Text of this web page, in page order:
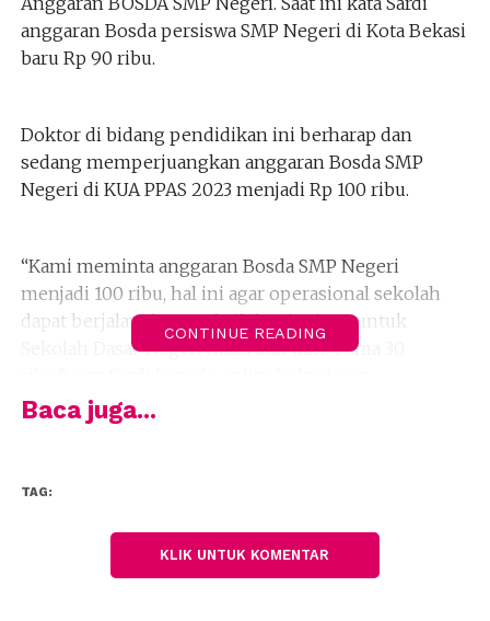
anggaran Bosda persiswa SMP Negeri di Kota Bekasi
baru Rp 90 ribu.
Doktor di bidang pendidikan ini berharap dan
sedang memperjuangkan anggaran Bosda SMP
Negeri di KUA PPAS 2023 menjadi Rp 100 ribu.
“Kami meminta anggaran Bosda SMP Negeri
menjadi 100 ribu, hal ini agar operasional sekolah
dapat berjalan dengan baik begitu juga untuk
Sekolah Dasar Negeri masa dari dulu cuma 30
Pendidikan.
CONTINUE READING
Baca juga...
TAG:
KLIK UNTUK KOMENTAR